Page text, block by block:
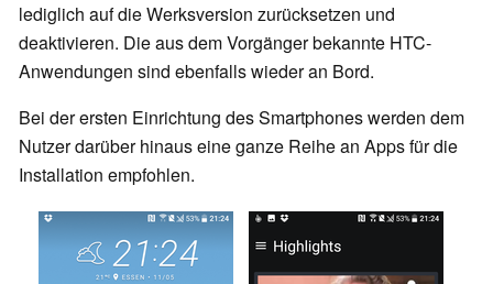
lediglich auf die Werksversion zurücksetzen und
deaktivieren. Die aus dem Vorgänger bekannte HTC-
Anwendungen sind ebenfalls wieder an Bord.
Bei der ersten Einrichtung des Smartphones werden dem
Nutzer darüber hinaus eine ganze Reihe an Apps für die
Installation empfohlen.